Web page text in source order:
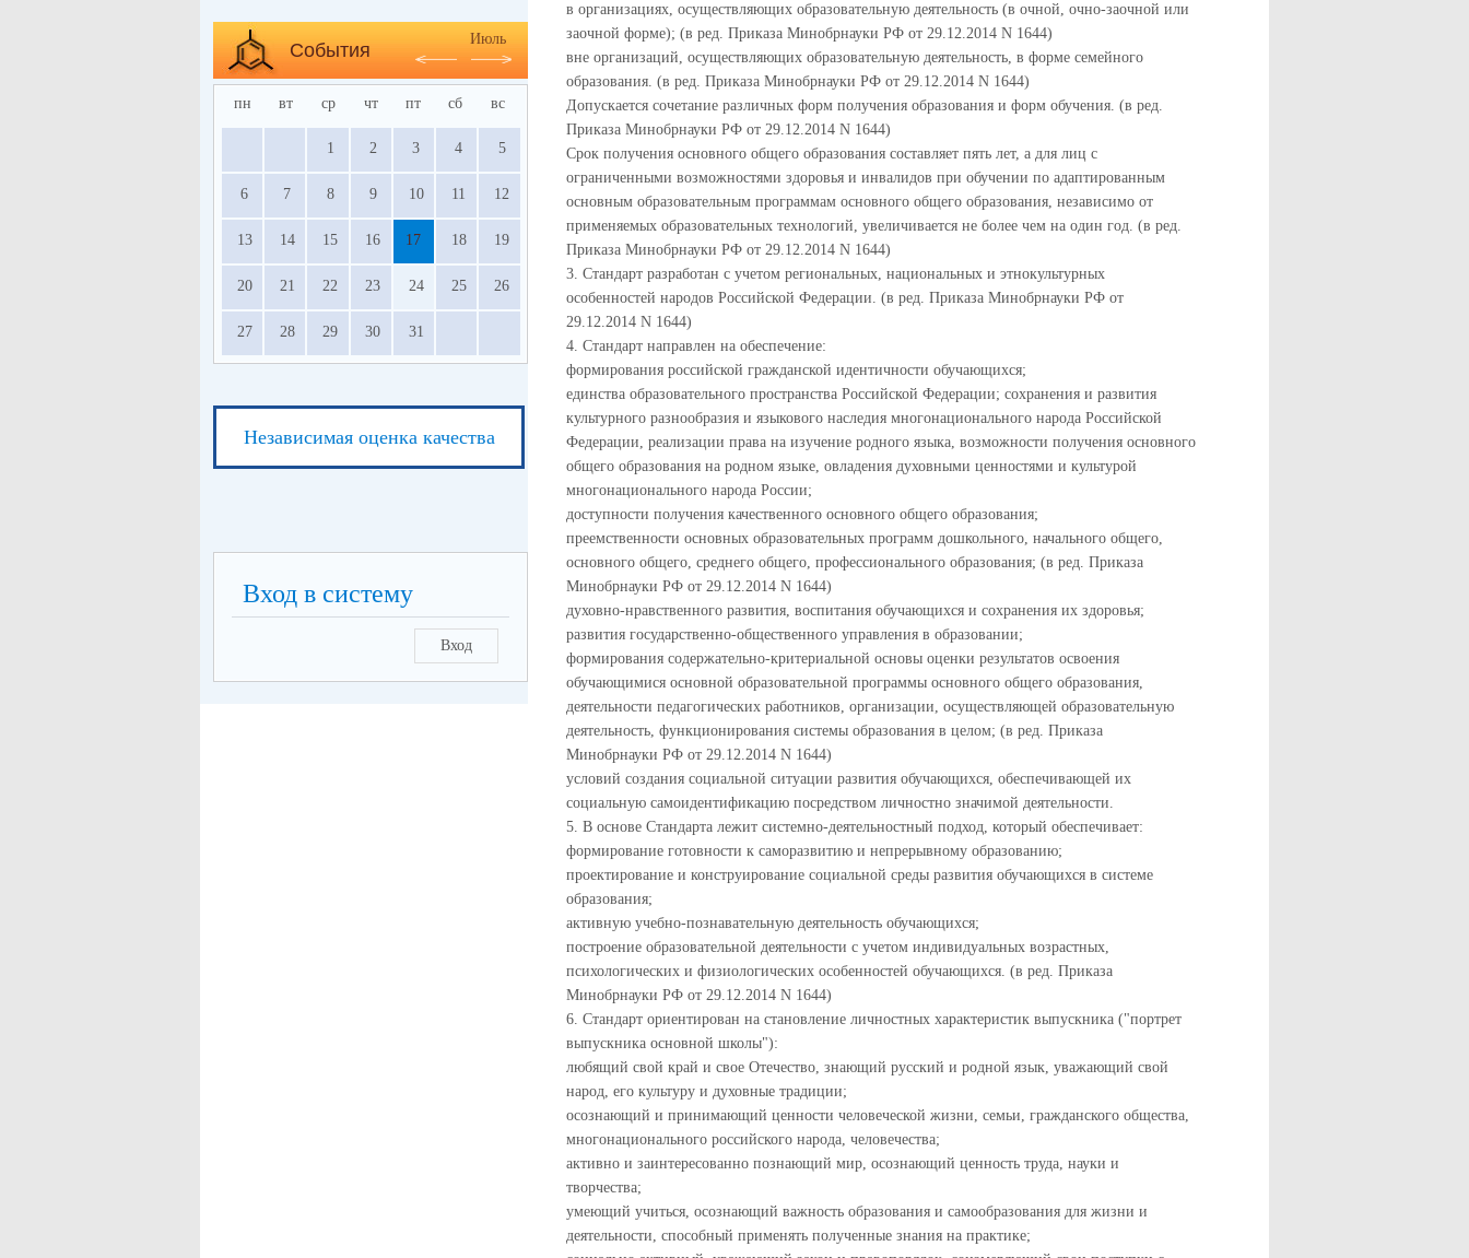
в организациях, осуществляющих образовательную деятельность (в очной, очно-заочной или
заочной форме); (в ред. Приказа Минобрнауки РФ от 29.12.2014 N 1644)
вне организаций, осуществляющих образовательную деятельность, в форме семейного
образования. (в ред. Приказа Минобрнауки РФ от 29.12.2014 N 1644)
Допускается сочетание различных форм получения образования и форм обучения. (в ред.
Приказа Минобрнауки РФ от 29.12.2014 N 1644)
Срок получения основного общего образования составляет пять лет, а для лиц с
ограниченными возможностями здоровья и инвалидов при обучении по адаптированным
основным образовательным программам основного общего образования, независимо от
применяемых образовательных технологий, увеличивается не более чем на один год. (в ред.
Приказа Минобрнауки РФ от 29.12.2014 N 1644)
3. Стандарт разработан с учетом региональных, национальных и этнокультурных
особенностей народов Российской Федерации. (в ред. Приказа Минобрнауки РФ от
29.12.2014 N 1644)
4. Стандарт направлен на обеспечение:
формирования российской гражданской идентичности обучающихся;
единства образовательного пространства Российской Федерации; сохранения и развития
культурного разнообразия и языкового наследия многонационального народа Российской
Федерации, реализации права на изучение родного языка, возможности получения основного
общего образования на родном языке, овладения духовными ценностями и культурой
многонационального народа России;
доступности получения качественного основного общего образования;
преемственности основных образовательных программ дошкольного, начального общего,
основного общего, среднего общего, профессионального образования; (в ред. Приказа
Минобрнауки РФ от 29.12.2014 N 1644)
духовно-нравственного развития, воспитания обучающихся и сохранения их здоровья;
развития государственно-общественного управления в образовании;
формирования содержательно-критериальной основы оценки результатов освоения
обучающимися основной образовательной программы основного общего образования,
деятельности педагогических работников, организации, осуществляющей образовательную
деятельность, функционирования системы образования в целом; (в ред. Приказа
Минобрнауки РФ от 29.12.2014 N 1644)
условий создания социальной ситуации развития обучающихся, обеспечивающей их
социальную самоидентификацию посредством личностно значимой деятельности.
5. В основе Стандарта лежит системно-деятельностный подход, который обеспечивает:
формирование готовности к саморазвитию и непрерывному образованию;
проектирование и конструирование социальной среды развития обучающихся в системе
образования;
активную учебно-познавательную деятельность обучающихся;
построение образовательной деятельности с учетом индивидуальных возрастных,
психологических и физиологических особенностей обучающихся. (в ред. Приказа
Минобрнауки РФ от 29.12.2014 N 1644)
6. Стандарт ориентирован на становление личностных характеристик выпускника ("портрет
выпускника основной школы"):
любящий свой край и свое Отечество, знающий русский и родной язык, уважающий свой
народ, его культуру и духовные традиции;
осознающий и принимающий ценности человеческой жизни, семьи, гражданского общества,
многонационального российского народа, человечества;
активно и заинтересованно познающий мир, осознающий ценность труда, науки и
творчества;
умеющий учиться, осознающий важность образования и самообразования для жизни и
деятельности, способный применять полученные знания на практике;
События
Июль
пн вт ср чт пт сб вс
1 2 3 4 5
6 7 8 9 10 11 12
13 14 15 16 17 18 19
20 21 22 23 24 25 26
27 28 29 30 31
Независимая оценка качества
Вход в систему
Вход